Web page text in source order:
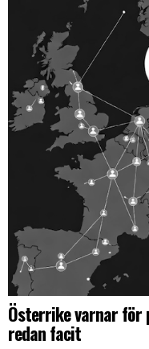
Österrike varnar för
redan facit